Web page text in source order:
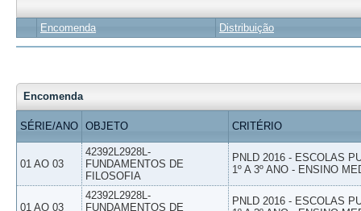
Encomenda Distribuição
Encomenda
SÉRIE/ANO OBJETO CRITÉRIO
01 AO 03
42392L2928L-
FUNDAMENTOS DE
FILOSOFIA
PNLD 2016 - ESCOLAS
1º A 3º ANO - ENSINO
01 AO 03
42392L2928L-
FUNDAMENTOS DE
PNLD 2016 - ESCOLAS